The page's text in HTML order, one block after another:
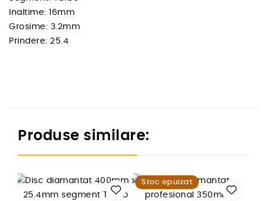
Inaltime: 16mm
Grosime: 3.2mm
Prindere: 25.4
Produse similare:
Stoc epuizat